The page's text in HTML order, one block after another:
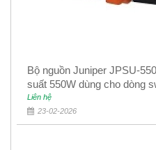
Bộ nguồn Juniper JPSU-
suất 550W dùng cho dòng
EX4400
Liên hệ
23-02-2026